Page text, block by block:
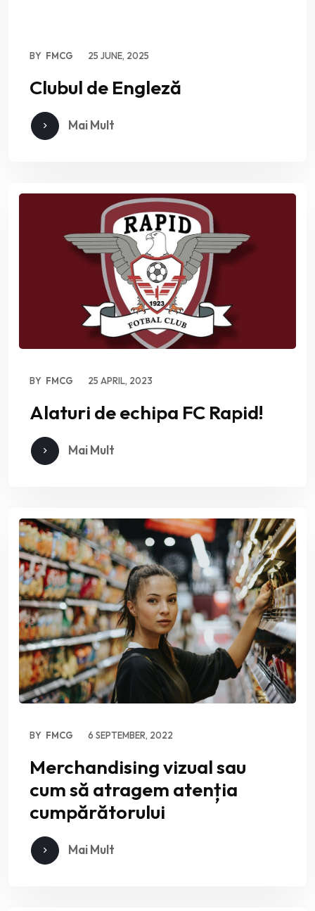
BY FMCG 25 JUNE, 2025
Clubul de Engleză
Mai Mult
BY FMCG 25 APRIL, 2023
Alaturi de echipa FC Rapid!
Mai Mult
BY FMCG 6 SEPTEMBER, 2022
Merchandising vizual sau
cum să atragem atenția
cumpărătorului
Mai Mult